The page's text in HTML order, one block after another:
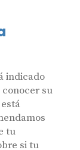
indicado
su
tu
si tu